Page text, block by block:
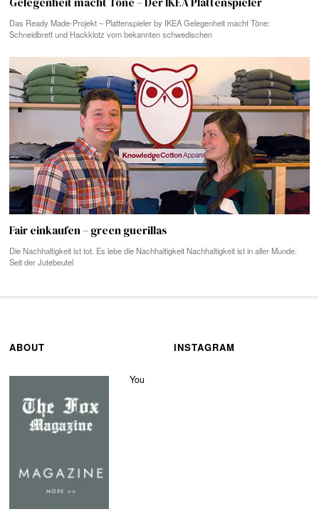
Das Ready Made-Projekt – Plattenspieler by IKEA Gelegenheit macht Töne:
Schneidbrett und Hackklotz vom bekannten schwedischen
Fair einkaufen – green guerillas
Die Nachhaltigkeit ist tot. Es lebe die Nachhaltigkeit Nachhaltigkeit ist in aller Munde.
Seit der Jutebeutel
ABOUT
You
INSTAGRAM